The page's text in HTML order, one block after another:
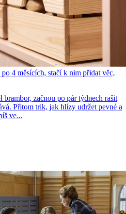
4 měsících, stačí k nim přidat věc,
brambor, začnou po pár týdnech rašit
Přitom trik, jak hlízy udržet pevné a
ve...